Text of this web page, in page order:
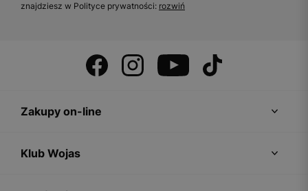
znajdziesz w Polityce prywatności: rozwiń
Zakupy on-line
Klub Wojas